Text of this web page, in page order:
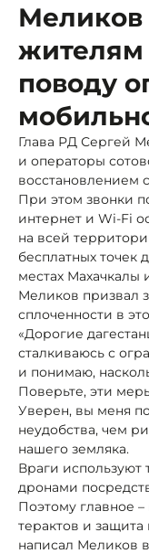
Меликов
жителям
поводу
Глава РД Сергей
и операторы
восстановлением
При этом звонки
интернет и Wi-Fi
на всей
бесплатных точек
местах Махачкалы
Меликов призвал
сплоченности в
«Дорогие
сталкиваюсь с
и понимаю,
Поверьте, эти
Уверен, вы меня
неудобства, чем
нашего земляка.
Враги используют
дронами
Поэтому главное
терактов и
написал Меликов